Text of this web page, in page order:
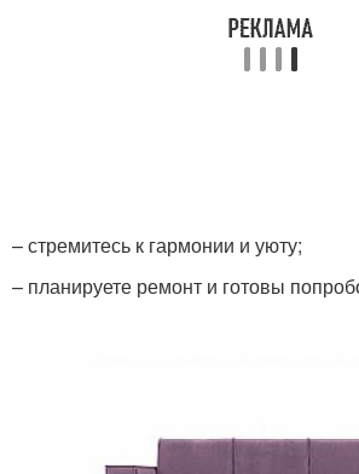
– стремитесь к гармонии и уюту;
– планируете ремонт и готовы